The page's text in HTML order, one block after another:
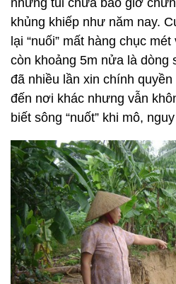
nhưng tui chưa bao giờ
khủng khiếp như năm nay.
lại “nuối” mất hàng chục
còn khoảng 5m nửa là dòng
đã nhiều lần xin chính
đến nơi khác nhưng vẫn
biết sông “nuốt” khi mô,